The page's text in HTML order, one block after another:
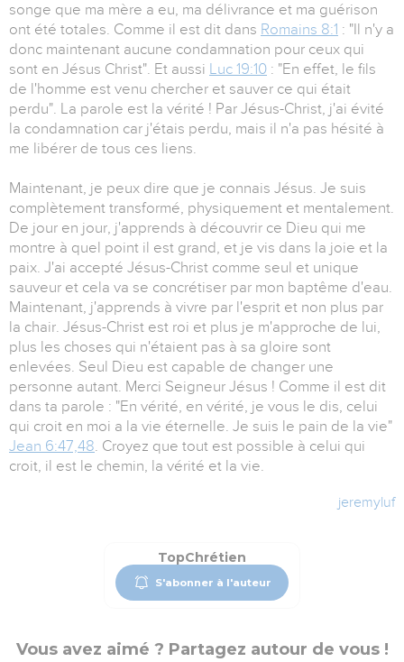
songe que ma mère a eu, ma délivrance et ma guérison
ont été totales. Comme il est dit dans Romains 8:1 : "Il n'y a
donc maintenant aucune condamnation pour ceux qui
sont en Jésus Christ". Et aussi Luc 19:10 : "En effet, le fils
de l'homme est venu chercher et sauver ce qui était
perdu". La parole est la vérité ! Par Jésus-Christ, j'ai évité
la condamnation car j'étais perdu, mais il n'a pas hésité à
me libérer de tous ces liens.
Maintenant, je peux dire que je connais Jésus. Je suis
complètement transformé, physiquement et mentalement.
De jour en jour, j'apprends à découvrir ce Dieu qui me
montre à quel point il est grand, et je vis dans la joie et la
paix. J'ai accepté Jésus-Christ comme seul et unique
sauveur et cela va se concrétiser par mon baptême d'eau.
Maintenant, j'apprends à vivre par l'esprit et non plus par
la chair. Jésus-Christ est roi et plus je m'approche de lui,
plus les choses qui n'étaient pas à sa gloire sont
enlevées. Seul Dieu est capable de changer une
personne autant. Merci Seigneur Jésus ! Comme il est dit
dans ta parole : "En vérité, en vérité, je vous le dis, celui
qui croit en moi a la vie éternelle. Je suis le pain de la vie"
Jean 6:47,48. Croyez que tout est possible à celui qui
croit, il est le chemin, la vérité et la vie.
jeremyluf
TopChrétien
S'abonner à l'auteur
Vous avez aimé ? Partagez autour de vous !